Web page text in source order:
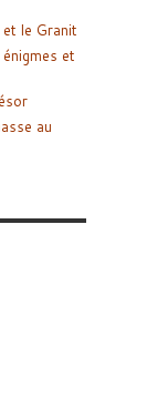
le Granit
et
au